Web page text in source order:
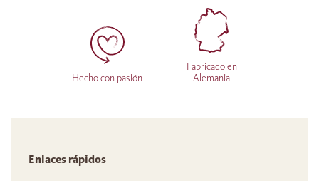
Hecho con pasión
Fabricado en
Alemania
Enlaces rápidos